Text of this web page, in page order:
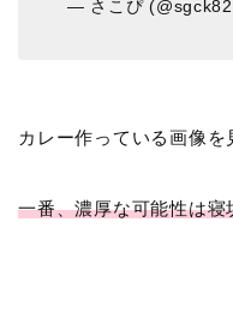
— さこぴ︎︎︎
カレー作っている画像を
一番、濃厚な可能性は寝